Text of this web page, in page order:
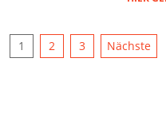
1 2 3 Nächste